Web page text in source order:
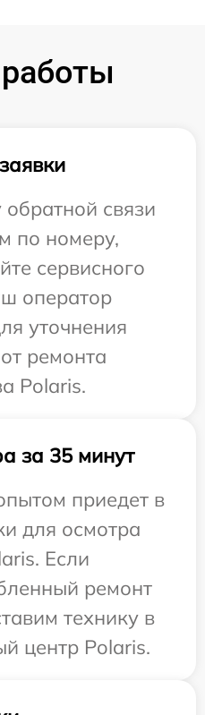
связи
по номеру,
сервисного
оператор
уточнения
ремонта
Polaris.
за 35 минут
приедет в
для осмотра
Если
ремонт
технику в
центр Polaris.